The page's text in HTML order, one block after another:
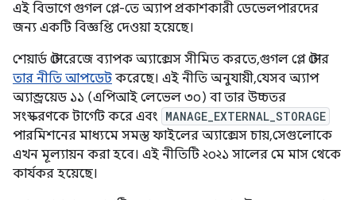
এই বিভাগে গুগল প্লে-তে অ্যাপ প্রকাশকারী ডেভেলপারদের
জন্য একটি বিজ্ঞপ্তি দেওয়া হয়েছে।
শেয়ার্ড স্টোরেজে ব্যাপক অ্যাক্সেস সীমিত করতে, গুগল প্লে স্টোর
তার নীতি আপডেট করেছে। এই নীতি অনুযায়ী, যেসব অ্যাপ
অ্যান্ড্রয়েড ১১ (এপিআই লেভেল ৩০) বা তার উচ্চতর
সংস্করণকে টার্গেট করে এবং MANAGE_EXTERNAL_STORAGE
পারমিশনের মাধ্যমে সমস্ত ফাইলের অ্যাক্সেস চায়, সেগুলোকে
এখন মূল্যায়ন করা হবে। এই নীতিটি ২০২১ সালের মে মাস থেকে
কার্যকর হয়েছে।